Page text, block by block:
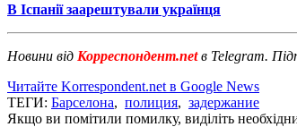
В Іспанії заарештували українця
Новини від Корреспондент.netв Telegram.
Читайте Korrespondent.net в Google News
ТЕГИ: Барселона, полиция, задержание
Якщо ви помітили помилку, виділіть